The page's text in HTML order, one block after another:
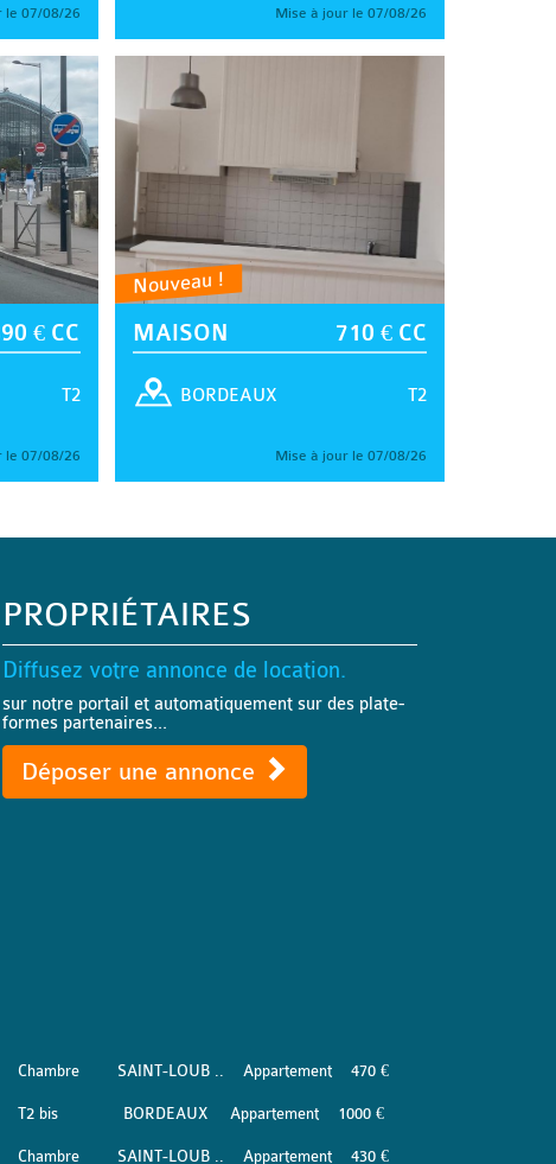
le 07/08/26 Mise à jour le 07/08/26
€ CC
T2
le 07/08/26
Nouveau !
MAISON 710 € CC
T2
BORDEAUX
Mise à jour le 07/08/26
PROPRIÉTAIRES
Diffusez votre annonce de location.
sur notre portail et automatiquement sur des plate-
formes partenaires...
Déposer une annonce
Chambre SAINT-LOUB .. Appartement 470 €
T2 bis BORDEAUX Appartement 1000 €
Chambre SAINT-LOUB .. Appartement 430 €